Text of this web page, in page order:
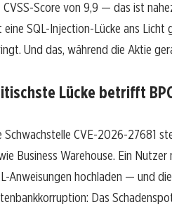
CVSS-Score von 9,9 — das ist
eine SQL-Injection-Lücke ans
Und das, während die Aktie
Lücke betrifft
Schwachstelle CVE-2026-27681
Business Warehouse. Ein
Anweisungen hochladen — und
Das